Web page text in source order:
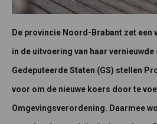
De provincie Noord-Brabant zet
in de uitvoering van haar
Gedeputeerde Staten (GS) stellen
voor om de nieuwe koers door te
Omgevingsverordening. Daarmee